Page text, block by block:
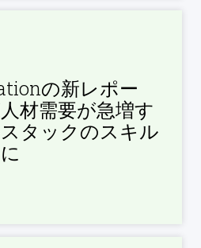
の新レポー
材需要が急増す
タックのスキル